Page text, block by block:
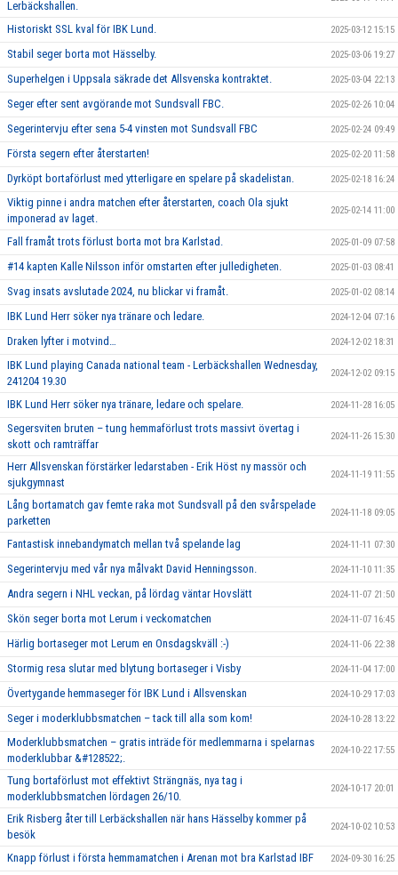
Lerbäckshallen.
Historiskt SSL kval för IBK Lund. 2025-03-12 15:15
Stabil seger borta mot Hässelby. 2025-03-06 19:27
Superhelgen i Uppsala säkrade det Allsvenska kontraktet. 2025-03-04 22:13
Seger efter sent avgörande mot Sundsvall FBC. 2025-02-26 10:04
Segerintervju efter sena 5-4 vinsten mot Sundsvall FBC 2025-02-24 09:49
Första segern efter återstarten! 2025-02-20 11:58
Dyrköpt bortaförlust med ytterligare en spelare på skadelistan. 2025-02-18 16:24
Viktig pinne i andra matchen efter återstarten, coach Ola sjukt
imponerad av laget.
2025-02-14 11:00
Fall framåt trots förlust borta mot bra Karlstad. 2025-01-09 07:58
#14 kapten Kalle Nilsson inför omstarten efter julledigheten. 2025-01-03 08:41
Svag insats avslutade 2024, nu blickar vi framåt. 2025-01-02 08:14
IBK Lund Herr söker nya tränare och ledare. 2024-12-04 07:16
Draken lyfter i motvind… 2024-12-02 18:31
IBK Lund playing Canada national team - Lerbäckshallen Wednesday,
241204 19.30
2024-12-02 09:15
IBK Lund Herr söker nya tränare, ledare och spelare. 2024-11-28 16:05
Segersviten bruten – tung hemmaförlust trots massivt övertag i
skott och ramträffar
2024-11-26 15:30
Herr Allsvenskan förstärker ledarstaben - Erik Höst ny massör och
sjukgymnast
2024-11-19 11:55
Lång bortamatch gav femte raka mot Sundsvall på den svårspelade
parketten
2024-11-18 09:05
Fantastisk innebandymatch mellan två spelande lag 2024-11-11 07:30
Segerintervju med vår nya målvakt David Henningsson. 2024-11-10 11:35
Andra segern i NHL veckan, på lördag väntar Hovslätt 2024-11-07 21:50
Skön seger borta mot Lerum i veckomatchen 2024-11-07 16:45
Härlig bortaseger mot Lerum en Onsdagskväll :-) 2024-11-06 22:38
Stormig resa slutar med blytung bortaseger i Visby 2024-11-04 17:00
Övertygande hemmaseger för IBK Lund i Allsvenskan 2024-10-29 17:03
Seger i moderklubbsmatchen – tack till alla som kom! 2024-10-28 13:22
Moderklubbsmatchen – gratis inträde för medlemmarna i spelarnas
moderklubbar &#128522;.
2024-10-22 17:55
Tung bortaförlust mot effektivt Strängnäs, nya tag i
moderklubbsmatchen lördagen 26/10.
2024-10-17 20:01
Erik Risberg åter till Lerbäckshallen när hans Hässelby kommer på
besök
2024-10-02 10:53
Knapp förlust i första hemmamatchen i Arenan mot bra Karlstad IBF 2024-09-30 16:25